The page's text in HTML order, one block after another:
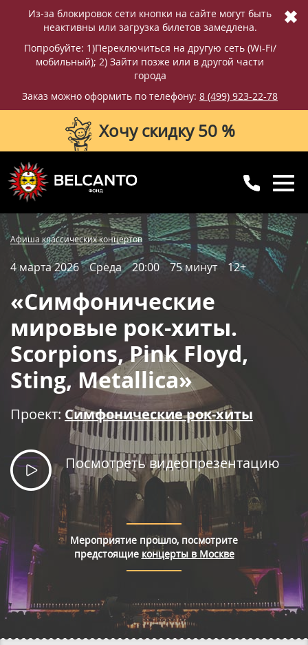
Из-за блокировок сети кнопки на сайте могут быть
неактивны или загрузка билетов замедлена.
Попробуйте: 1)Переключиться на другую сеть (Wi-Fi/
мобильный); 2) Зайти позже или в другой части
города
Заказ можно оформить по телефону: 8 (499) 923-22-78
✖
Хочу скидку 50 %
8 (499) 923-22-78
с 10:00 до 20:00
8 (800) 770-09-71
для регионов
Купить билет Фотографии Отзывы
Вопросы и ответы Схема зала
Правила покупки билетов
Афиша классических концертов
4 марта 2026 Среда 20:00 75 минут 12+
«Симфонические
мировые рок-хиты.
Scorpions, Pink Floyd,
Sting, Metallica»
Проект: Симфонические рок-хиты
Посмотреть видеопрезентацию
Мероприятие прошло, посмотрите
предстоящие концерты в Москве